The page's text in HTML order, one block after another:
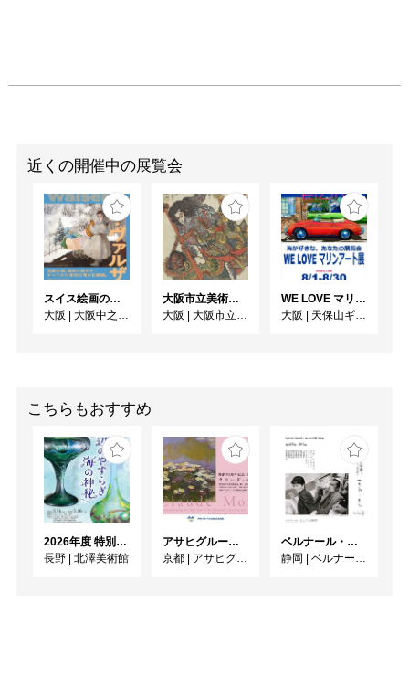
近くの開催中の展覧会
スイス絵画の異才 カール‧ヴァルザー
大阪
大阪中之島美術館
大阪市立美術館開館90周年記念特別展 「水滸伝」
大阪
大阪市立美術館
WE LOVE マリンアート展 ～海の絵で癒されよう～
大阪
天保山ギャラリー
こちらもおすすめ
2026年度 特別展「ガレとドーム、アール･ヌーヴォーのガラス 水辺のやすらぎ、海の神秘」
長野
北澤美術館
アサヒグループ大山崎山荘美術館 開館30周年記念展「没後100年 クロード・モネ」
京都
アサヒグループ大山崎山荘美術館
ベルナール・ビュフェと写真 ーカメラがとらえたビュフェとその時代、そして21 世紀へ
静岡
ベルナール・ビュフェ美術館